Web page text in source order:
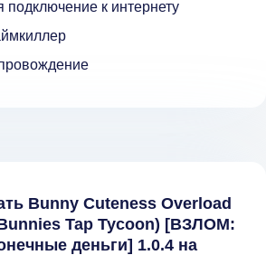
подключение к интернету
Bunny Cuteness Overload
Tap Tycoon) [ВЗЛОМ:
деньги] 1.0.4 на